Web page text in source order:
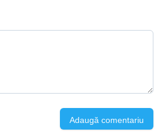
Adaugă comentariu